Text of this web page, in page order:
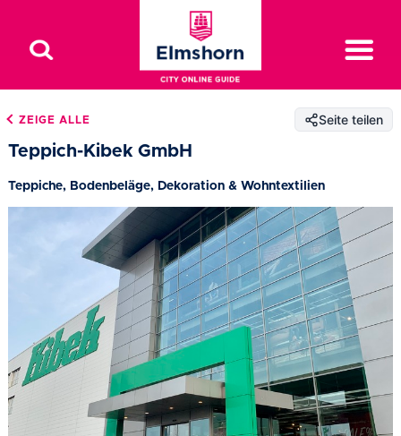
ZEIGE ALLE Seite teilen
Teppich-Kibek GmbH
Teppiche, Bodenbeläge, Dekoration & Wohntextilien